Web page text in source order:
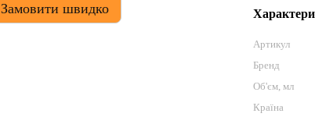
Замовити швидко
Артикул
Бренд
Об'єм, мл
Країна